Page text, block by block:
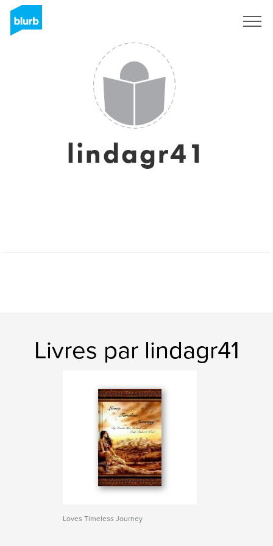
lindagr41
Livres par lindagr41
Loves Timeless Journey